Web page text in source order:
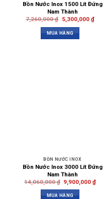
Bồn Nước Inox 1500 Lít Đứng
Nam Thành
7,260,000₫ 5,300,000 ₫
MUA HÀNG
BỒN NƯỚC INOX
Bồn Nước Inox 3000 Lít Đứng
Nam Thành
14,060,000₫ 9,900,000₫
MUA HÀNG